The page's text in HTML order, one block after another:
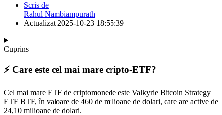
Scris de
Rahul Nambiampurath
Actualizat 2025-10-23 18:55:39
Cuprins
⚡️ Care este cel mai mare cripto-ETF?
Cel mai mare ETF de criptomonede este Valkyrie Bitcoin Strategy
ETF BTF, în valoare de 460 de milioane de dolari, care are active de
24,10 milioane de dolari.